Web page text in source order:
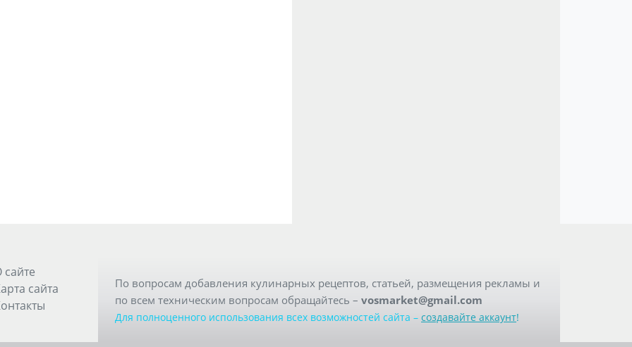
сайте
сайта
По вопросам добавления кулинарных рецептов, статьей, размещения рекламы и
по всем техническим вопросам обращайтесь – vosmarket@gmail.com
Для полноценного использования всех возможностей сайта – создавайте аккаунт!